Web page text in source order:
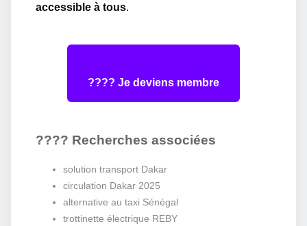
accessible à tous.
???? Je deviens membre
???? Recherches associées
solution transport Dakar
circulation Dakar 2025
alternative au taxi Sénégal
trottinette électrique REBY